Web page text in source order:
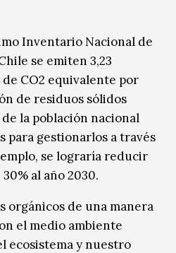
Inventario Nacional de
se emiten 3,23
CO2 equivalente por
de residuos sólidos
la población nacional
para gestionarlos a través
se lograría reducir
al año 2030.
orgánicos de una manera
el medio ambiente
ecosistema y nuestro